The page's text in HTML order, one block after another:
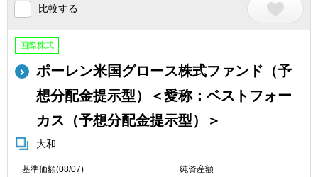
比較する
国際株式
ポーレン米国グロース株式ファンド（予
想分配金提示型）＜愛称：ベストフォー
カス（予想分配金提示型）＞
大和
基準価額(08/07) 純資産額